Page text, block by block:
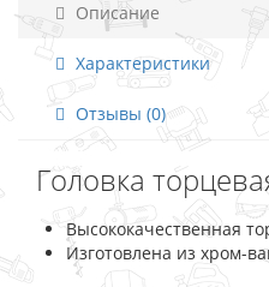
Описание
Характеристики
Отзывы (0)
Головка
Высококачественная
Изготовлена из хром-